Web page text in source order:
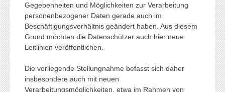
Gegebenheiten und Möglichkeiten zur Verarbeitung
personenbezogener Daten gerade auch im
Beschäftigungsverhältnis geändert haben. Aus diesem
Grund möchten die Datenschützer auch hier neue
Leitlinien veröffentlichen.
Die vorliegende Stellungnahme befasst sich daher
insbesondere auch mit neuen
Verarbeitungsmöglichkeiten, etwa im Rahmen von